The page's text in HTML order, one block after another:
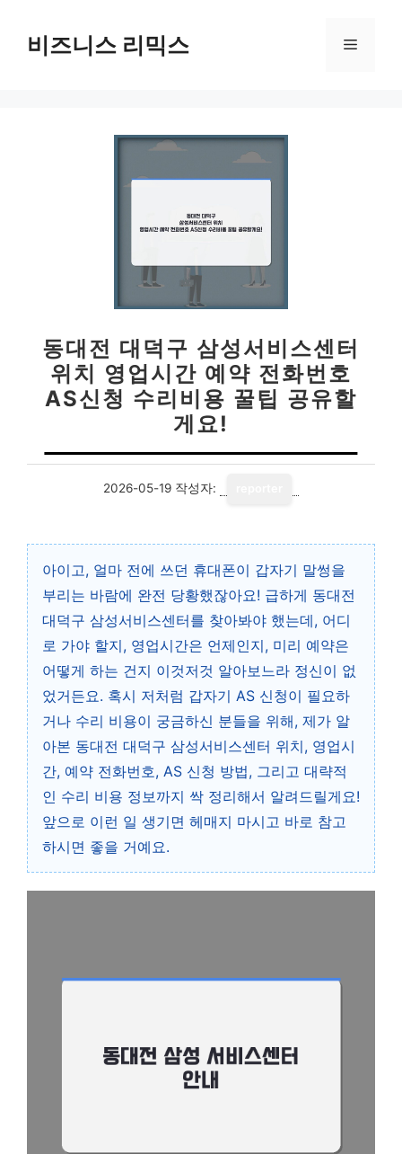
비즈니스 리믹스 메
동대전 대덕구 삼성서비스센터
위치 영업시간 예약 전화번호
AS신청 수리비용 꿀팁 공유할
게요!
2026-05-19 작성자:
아이고, 얼마 전에 쓰던 휴대폰이 갑자기 말썽을
부리는 바람에 완전 당황했잖아요! 급하게 동대전
대덕구 삼성서비스센터를 찾아봐야 했는데, 어디
로 가야 할지, 영업시간은 언제인지, 미리 예약은
어떻게 하는 건지 이것저것 알아보느라 정신이 없
었거든요. 혹시 저처럼 갑자기 AS 신청이 필요하
거나 수리 비용이 궁금하신 분들을 위해, 제가 알
아본 동대전 대덕구 삼성서비스센터 위치, 영업시
간, 예약 전화번호, AS 신청 방법, 그리고 대략적
인 수리 비용 정보까지 싹 정리해서 알려드릴게요!
앞으로 이런 일 생기면 헤매지 마시고 바로 참고
하시면 좋을 거예요.